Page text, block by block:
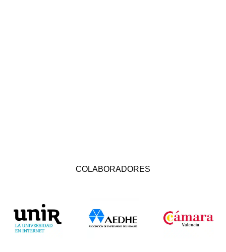
COLABORADORES